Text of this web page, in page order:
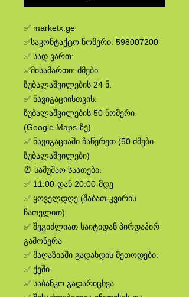
✅ marketx.ge
✅საკონტაქტო ნომერი: 598007200
✅ სად ვართ:
✅მისამართი: ძმები
ზუბალაშვილების 24 ნ.
✅ ნავიგაციისთვის:
ზუბალაშვილების 50 ნომერი
(Google Maps-ზე)
✅ ნავიგაციაში ჩაწერეთ (50 ძმები
ზუბალაშვილები)
⏰ სამუშაო საათები:
✅ 11:00-დან 20:00-მდე
✅ ყოველდღე (შაბათ-კვირის
ჩათვლით)
✅ შეგიძლიათ საიტიდან პირდაპირ
გამოწერა
✅ მაღაზიაში გადახდის მეთოდები:
✅ ქეში
✅ საბანკო გადარიცხვა